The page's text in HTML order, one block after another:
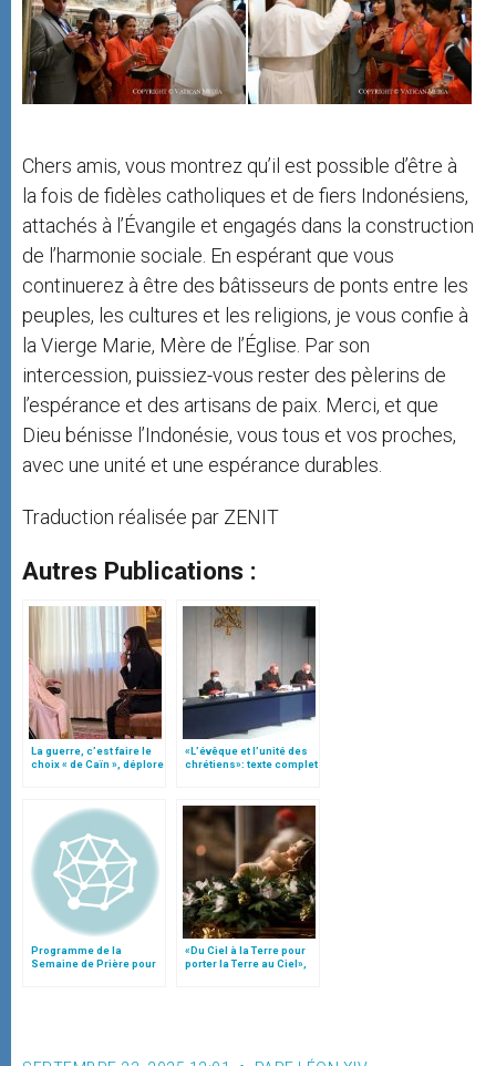
Chers amis, vous montrez qu’il est possible d’être à
la fois de fidèles catholiques et de fiers Indonésiens,
attachés à l’Évangile et engagés dans la construction
de l’harmonie sociale. En espérant que vous
continuerez à être des bâtisseurs de ponts entre les
peuples, les cultures et les religions, je vous confie à
la Vierge Marie, Mère de l’Église. Par son
intercession, puissiez-vous rester des pèlerins de
l’espérance et des artisans de paix. Merci, et que
Dieu bénisse l’Indonésie, vous tous et vos proches,
avec une unité et une espérance durables.
Traduction réalisée par ZENIT
Autres Publications :
La guerre, c’est faire le
choix « de Caïn », déplore
«L’évêque et l’unité des
chrétiens»: texte complet
Programme de la
Semaine de Prière pour
«Du Ciel à la Terre pour
porter la Terre au Ciel»,